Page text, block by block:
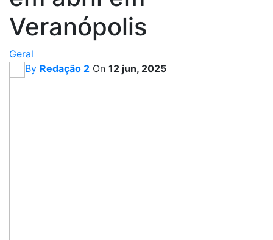
Veranópolis
Geral
By Redação 2 On 12 jun, 2025